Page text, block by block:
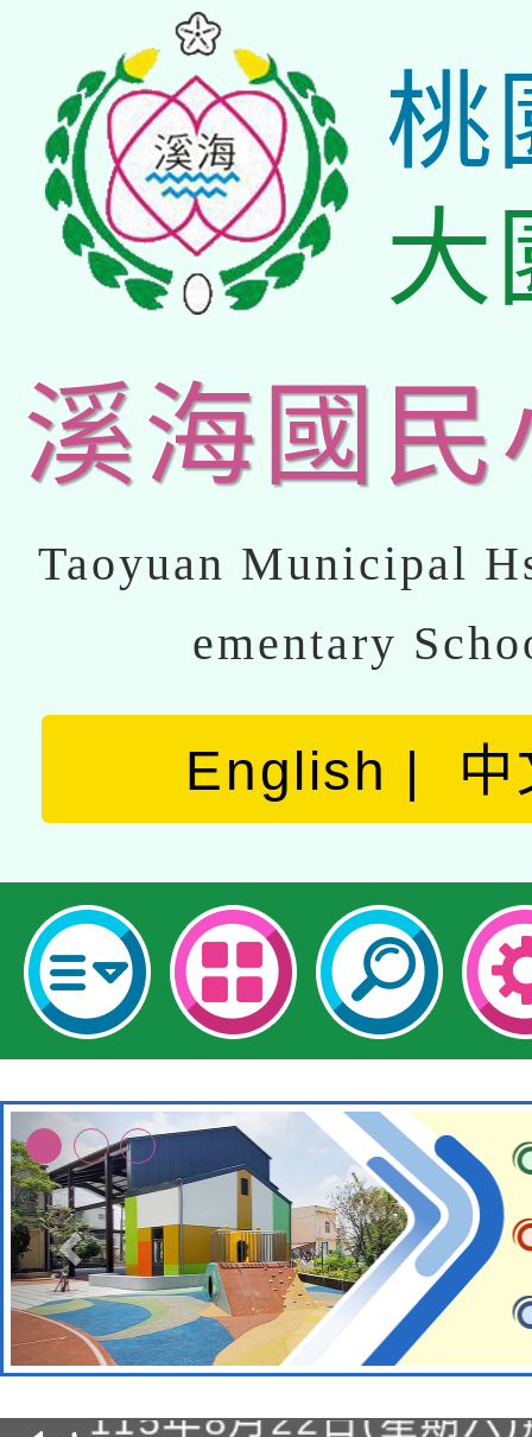
桃
大
溪海國民
Taoyuan Municipal
ementary
English 中
轉知經濟部水利署委託
業技術研究院辦理「